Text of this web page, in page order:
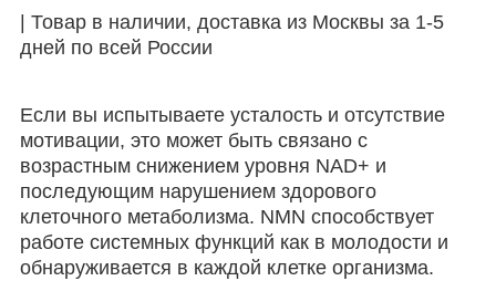
| Товар в наличии, доставка из Москвы за 1-5
дней по всей России
Если вы испытываете усталость и отсутствие
мотивации, это может быть связано с
возрастным снижением уровня NAD+ и
последующим нарушением здорового
клеточного метаболизма. NMN способствует
работе системных функций как в молодости и
обнаруживается в каждой клетке организма.